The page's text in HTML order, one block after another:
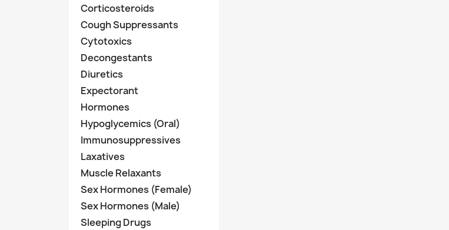
Corticosteroids
Cough Suppressants
Cytotoxics
Decongestants
Diuretics
Expectorant
Hormones
Hypoglycemics (Oral)
Immunosuppressives
Laxatives
Muscle Relaxants
Sex Hormones (Female)
Sex Hormones (Male)
Sleeping Drugs